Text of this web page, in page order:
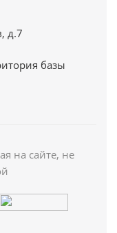
д.7
базы
на сайте, не